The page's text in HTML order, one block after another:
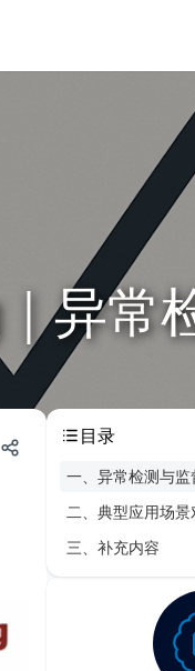
异常
目录
一、异常检测与
二、典型应用场景
三、补充内容